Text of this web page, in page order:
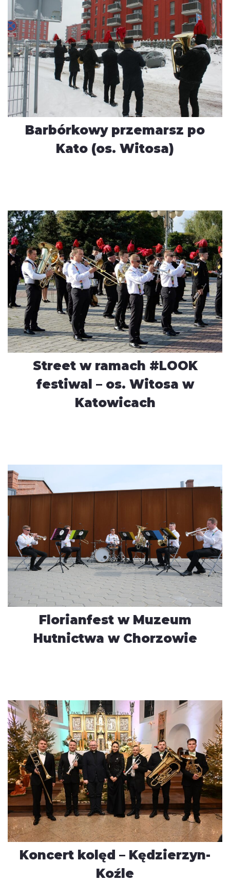
Barbórkowy przemarsz po
Kato (os. Witosa)
Street w ramach #LOOK
festiwal – os. Witosa w
Katowicach
Florianfest w Muzeum
Hutnictwa w Chorzowie
Koncert kolęd – Kędzierzyn-
Koźle